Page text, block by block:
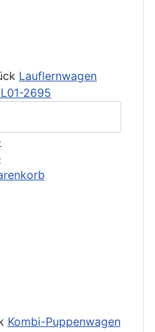
Lauflernwagen
L01-2695
Kombi-Puppenwagen